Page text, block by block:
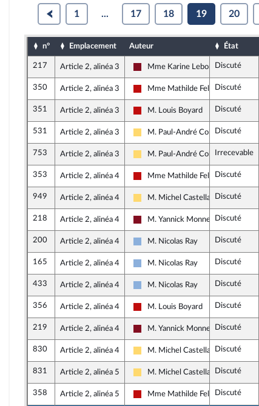
1 ... 17 18 19 20
n° Emplacement Auteur État
217 Article 2, alinéa 3
Gauche Démocrate et Républicaine
Mme Karine Lebon Discuté
350 Article 2, alinéa 3
La France insoumise - Nouveau
Mme Mathilde Feld Discuté
351 Article 2, alinéa 3
La France insoumise - Nouveau
M. Louis Boyard Discuté
531 Article 2, alinéa 3
Libertés, Indépendants, Outre-
M. Paul-André Colombani
Discuté
753 Article 2, alinéa 3
Libertés, Indépendants, Outre-
M. Paul-André ColombaniIrrecevable
353 Article 2, alinéa 4
La France insoumise - Nouveau
Mme Mathilde Feld Discuté
949 Article 2, alinéa 4
Libertés, Indépendants, Outre-
M. Michel CastellaniDiscuté
218 Article 2, alinéa 4
Gauche Démocrate et Républicaine
M. Yannick Monnet Discuté
200 Article 2, alinéa 4
Droite Républicaine
M. Nicolas Ray Discuté
165 Article 2, alinéa 4
Droite Républicaine
M. Nicolas Ray Discuté
433 Article 2, alinéa 4
Droite Républicaine
M. Nicolas Ray Discuté
356 Article 2, alinéa 4
La France insoumise - Nouveau
M. Louis Boyard Discuté
219 Article 2, alinéa 4
Gauche Démocrate et Républicaine
M. Yannick Monnet Discuté
830 Article 2, alinéa 4
Libertés, Indépendants, Outre-
M. Michel CastellaniDiscuté
831 Article 2, alinéa 5
Libertés, Indépendants, Outre-
M. Michel CastellaniDiscuté
358 Article 2, alinéa 5
La France insoumise - Nouveau
Mme Mathilde Feld Discuté